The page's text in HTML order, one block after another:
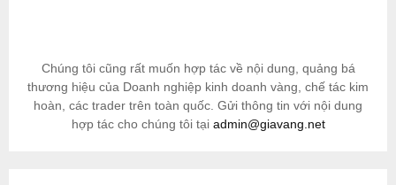
Chúng tôi cũng rất muốn hợp tác về nội dung, quảng bá
thương hiệu của Doanh nghiệp kinh doanh vàng, chế tác kim
hoàn, các trader trên toàn quốc. Gửi thông tin với nội dung
hợp tác cho chúng tôi tại admin@giavang.net